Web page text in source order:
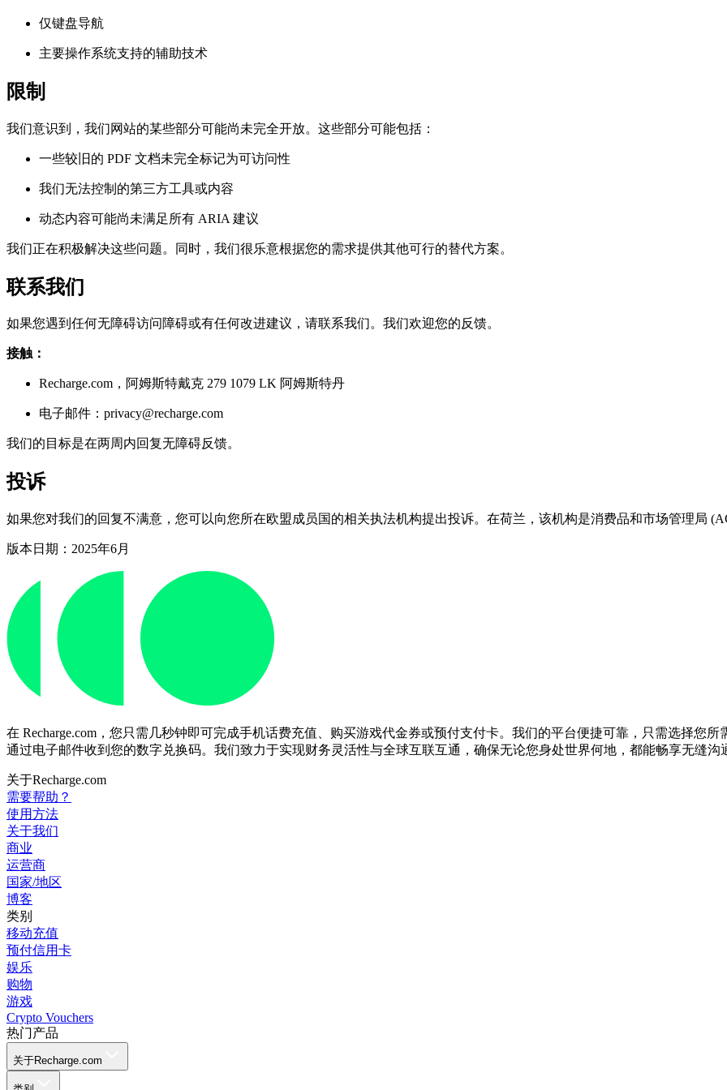
仅键盘导航
主要操作系统支持的辅助技术
限制
我们意识到，我们网站的某些部分可能尚未完全开放。这些部分可能包括：
一些较旧的 PDF 文档未完全标记为可访问性
我们无法控制的第三方工具或内容
动态内容可能尚未满足所有 ARIA 建议
我们正在积极解决这些问题。同时，我们很乐意根据您的需求提供其他可行的替代方案。
联系我们
如果您遇到任何无障碍访问障碍或有任何改进建议，请联系我们。我们欢迎您的反馈。
接触：
Recharge.com，阿姆斯特戴克 279 1079 LK 阿姆斯特丹
电子邮件：privacy@recharge.com
我们的目标是在两周内回复无障碍反馈。
投诉
如果您对我们的回复不满意，您可以向您所在欧盟成员国的相关执法机构提出投诉。在荷兰，该机构是消费品和市场管理局
版本日期：2025年6月
在 Recharge.com，您只需几秒钟即可完成手机话费充值、购买游戏代金券或预付支付卡。我们的平台便捷可靠，只需选择您
通过电子邮件收到您的数字兑换码。我们致力于实现财务灵活性与全球互联互通，确保无论您身处世界何地，都能畅享无缝沟
关于Recharge.com
需要帮助？
使用方法
关于我们
商业
运营商
国家/地区
博客
类别
移动充值
预付信用卡
娱乐
购物
游戏
Crypto Vouchers
热门产品
关于Recharge.com